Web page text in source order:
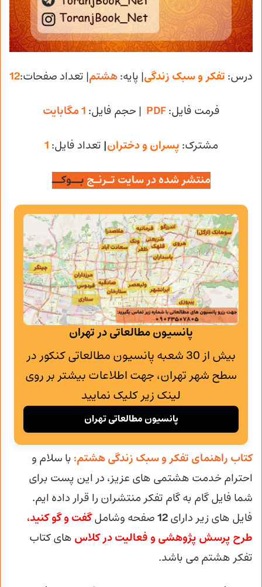
درس: تفکر و سبک زندگی| پایه:هشتم| تعداد صفحات:12
فرمت فایل:PDF
| حجم فایل:
مشترک: پسران و دختران| تعداد فایل:
منتشر شده در سایت تـرنـج بــوکــ
پانسیون مطالعاتی در تهران
بیش از 30 شعبه پانسیون مطالعاتی کنکور در
سطح شهر تهران، جهت اطلاعات بیشتر بر روی
لینک زیر کلیک نمایید
پانسیون مطالعاتی تهران
کتاب راهنمای تفکر و سبک زندگی هشتم: با سلام و
احترام خدمت هشتمی های عزیز، در این پست برای
شما فایل گام به گام تفکر منتشران را قرار داده ایم.
فایل های زیر دارای12صفحه وشاملگفت و گو کنید،
طرح پرسش پژوهشی و فعالیت در کلاس های کتاب
تفکر هشتم می باشد.